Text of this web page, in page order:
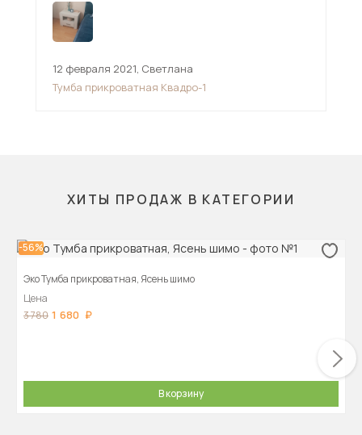
12 февраля 2021, Светлана
Тумба прикроватная Квадро-1
ХИТЫ ПРОДАЖ В КАТЕГОРИИ
-56%
Эко Тумба прикроватная, Ясень шимо
Цена
3 780 1 680
В корзину